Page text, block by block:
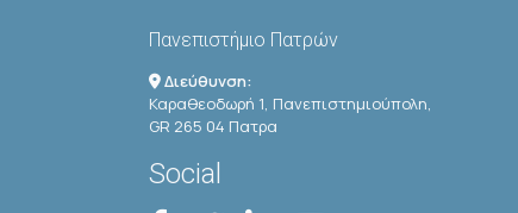
Πανεπιστήμιο Πατρών
Διεύθυνση:
Καραθεοδωρή 1, Πανεπιστημιούπολη,
GR 265 04 Πατρα
Social